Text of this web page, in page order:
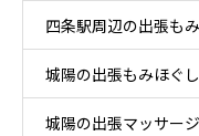
四条駅周辺の出張も
ア
城陽の出張もみほぐ
城陽の出張マッサー